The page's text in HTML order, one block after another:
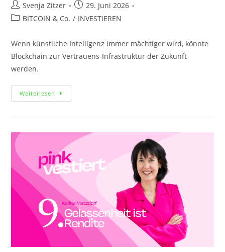
Svenja Zitzer
29. Juni 2026
BITCOIN & Co. / INVESTIEREN
Wenn künstliche Intelligenz immer mächtiger wird, könnte
Blockchain zur Vertrauens-Infrastruktur der Zukunft
werden.
Weiterlesen